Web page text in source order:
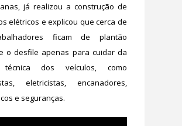
já realizou a construção de
elétricos e explicou que cerca de
ficam de plantão
o desfile apenas para cuidar da
dos veículos, como
eletricistas, encanadores,
e seguranças.